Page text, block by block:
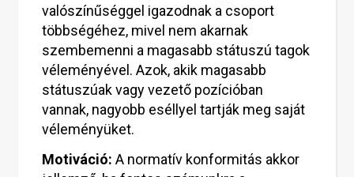
valószínűséggel igazodnak a csoport
többségéhez, mivel nem akarnak
szembemenni a magasabb státuszú tagok
véleményével. Azok, akik magasabb
státuszúak vagy vezető pozícióban
vannak, nagyobb eséllyel tartják meg saját
véleményüket.
Motiváció: A normatív konformitás akkor